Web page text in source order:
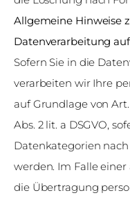
Allgemeine Hinweise
Datenverarbeitung
Sofern Sie in die
verarbeiten wir Ihre
auf Grundlage von Art.
Abs. 2 lit. a DSGVO,
Datenkategorien nach
werden. Im Falle
die Übertragung